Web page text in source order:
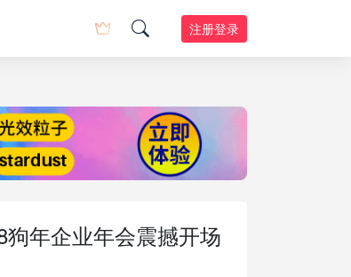
注册登录
年企业年会震撼开场